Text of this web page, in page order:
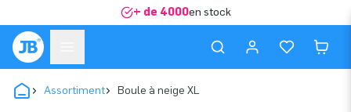
+ de 4000en stock
Assortiment Boule à neige XL